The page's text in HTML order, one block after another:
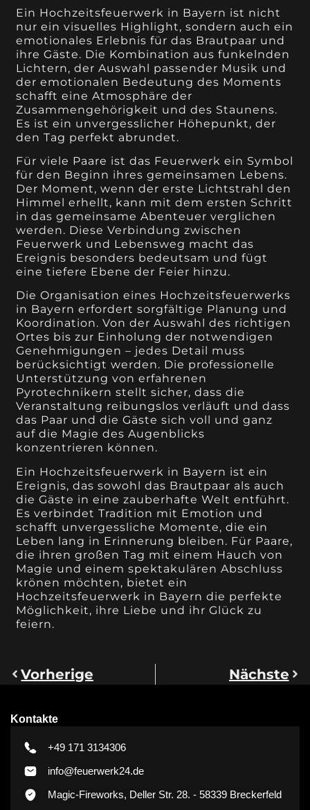
Ein Hochzeitsfeuerwerk in Bayern ist nicht
nur ein visuelles Highlight, sondern auch ein
emotionales Erlebnis für das Brautpaar und
ihre Gäste. Die Kombination aus funkelnden
Lichtern, der Auswahl passender Musik und
der emotionalen Bedeutung des Moments
schafft eine Atmosphäre der
Zusammengehörigkeit und des Staunens.
Es ist ein unvergesslicher Höhepunkt, der
den Tag perfekt abrundet.
Für viele Paare ist das Feuerwerk ein Symbol
für den Beginn ihres gemeinsamen Lebens.
Der Moment, wenn der erste Lichtstrahl den
Himmel erhellt, kann mit dem ersten Schritt
in das gemeinsame Abenteuer verglichen
werden. Diese Verbindung zwischen
Feuerwerk und Lebensweg macht das
Ereignis besonders bedeutsam und fügt
eine tiefere Ebene der Feier hinzu.
Die Organisation eines Hochzeitsfeuerwerks
in Bayern erfordert sorgfältige Planung und
Koordination. Von der Auswahl des richtigen
Ortes bis zur Einholung der notwendigen
Genehmigungen – jedes Detail muss
berücksichtigt werden. Die professionelle
Unterstützung von erfahrenen
Pyrotechnikern stellt sicher, dass die
Veranstaltung reibungslos verläuft und dass
das Paar und die Gäste sich voll und ganz
auf die Magie des Augenblicks
konzentrieren können.
Ein Hochzeitsfeuerwerk in Bayern ist ein
Ereignis, das sowohl das Brautpaar als auch
die Gäste in eine zauberhafte Welt entführt.
Es verbindet Tradition mit Emotion und
schafft unvergessliche Momente, die ein
Leben lang in Erinnerung bleiben. Für Paare,
die ihren großen Tag mit einem Hauch von
Magie und einem spektakulären Abschluss
krönen möchten, bietet ein
Hochzeitsfeuerwerk in Bayern die perfekte
Möglichkeit, ihre Liebe und ihr Glück zu
feiern.
Vorherige Nächste
Kontakte
+49 171 3134306
info@feuerwerk24.de
Magic-Fireworks, Deller Str. 28. - 58339 Breckerfeld